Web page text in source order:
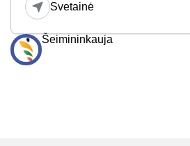
Svetainė
Šeimininkauja